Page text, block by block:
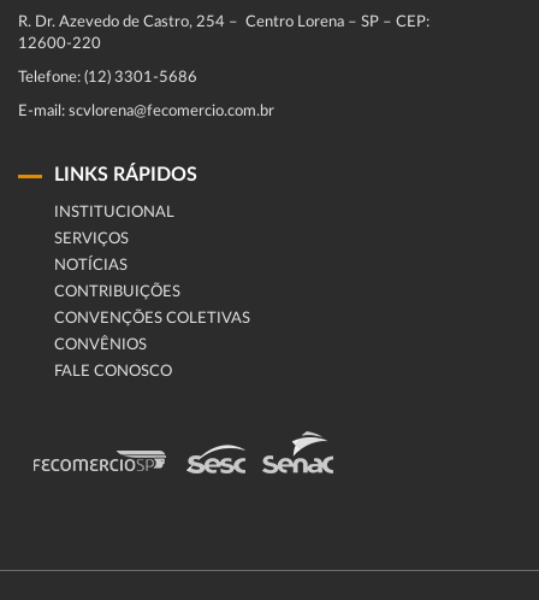
R. Dr. Azevedo de Castro, 254 – Centro Lorena – SP – CEP:
12600-220
Telefone: (12) 3301-5686
E-mail: scvlorena@fecomercio.com.br
LINKS RÁPIDOS
INSTITUCIONAL
SERVIÇOS
NOTÍCIAS
CONTRIBUIÇÕES
CONVENÇÕES COLETIVAS
CONVÊNIOS
FALE CONOSCO